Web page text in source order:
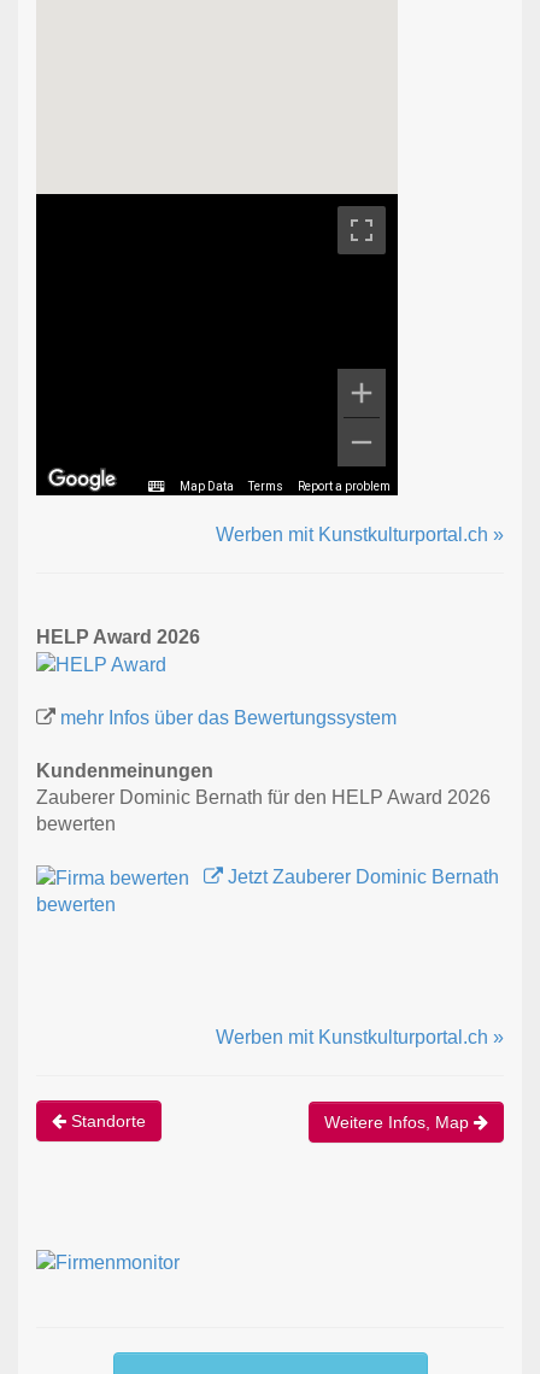
Map Data Terms Report a problem
Werben mit Kunstkulturportal.ch »
HELP Award 2026
mehr Infos über das Bewertungssystem
Kundenmeinungen
Zauberer Dominic Bernath für den HELP Award 2026
bewerten
Jetzt Zauberer Dominic Bernath
bewerten
Werben mit Kunstkulturportal.ch »
Standorte Weitere Infos, Map